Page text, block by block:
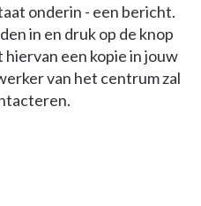
onderin - een bericht.
in en druk op de knop
hiervan een kopie in jouw
van het centrum zal